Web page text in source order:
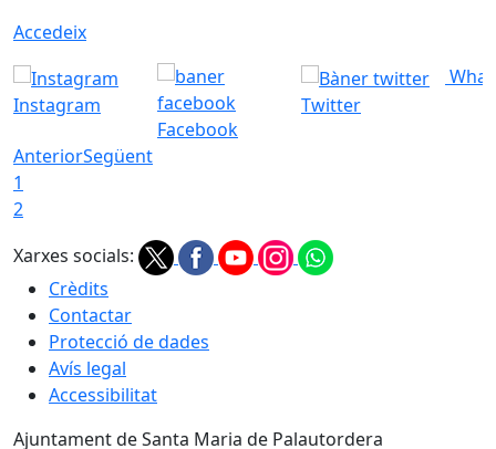
Accedeix
Instagram
Facebook
Twitter
AnteriorSegüent
1
2
Xarxes socials:
Crèdits
Contactar
Protecció de dades
Avís legal
Accessibilitat
Ajuntament de Santa Maria de Palautordera